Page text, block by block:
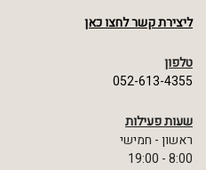
ליצירת קשר לחצו כאן
טלפון
052-613-4355
שעות פעילות
ראשון - חמישי
8:00 - 19:00